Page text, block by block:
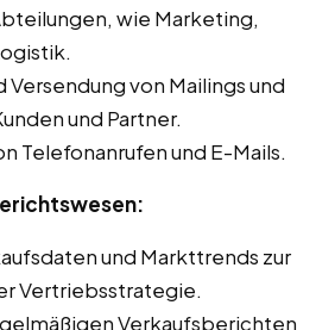
wie Marketing,
von Mailings und
und Partner.
Telefonanrufen und E-Mails.
und Markttrends zur
Vertriebsstrategie.
Verkaufsberichten